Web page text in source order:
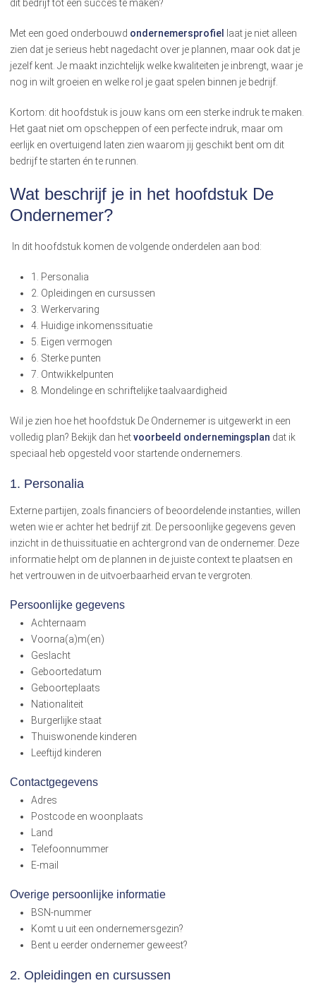
dit bedrijf tot een succes te maken?
Met een goed onderbouwd ondernemersprofiel
laat je niet alleen
zien dat je serieus hebt nagedacht over je plannen, maar ook dat je
jezelf kent. Je maakt inzichtelijk welke kwaliteiten je inbrengt, waar je
nog in wilt groeien en welke rol je gaat spelen binnen je bedrijf.
Kortom: dit hoofdstuk is jouw kans om een sterke indruk te maken.
Het gaat niet om opscheppen of een perfecte indruk, maar om
eerlijk en overtuigend laten zien waarom jij geschikt bent om dit
bedrijf te starten én te runnen.
Wat beschrijf je in het hoofdstuk De
Ondernemer?
In dit hoofdstuk komen de volgende onderdelen aan bod:
1. Personalia
2. Opleidingen en cursussen
3. Werkervaring
4. Huidige inkomenssituatie
5. Eigen vermogen
6. Sterke punten
7. Ontwikkelpunten
8. Mondelinge en schriftelijke taalvaardigheid
Wil je zien hoe het hoofdstuk De Ondernemer is uitgewerkt in een
volledig plan? Bekijk dan hetvoorbeeld ondernemingsplan dat ik
speciaal heb opgesteld voor startende ondernemers.
1. Personalia
Externe partijen, zoals financiers of beoordelende instanties, willen
weten wie er achter het bedrijf zit. De persoonlijke gegevens geven
inzicht in de thuissituatie en achtergrond van de ondernemer. Deze
informatie helpt om de plannen in de juiste context te plaatsen en
het vertrouwen in de uitvoerbaarheid ervan te vergroten.
Persoonlijke gegevens
Achternaam
Voorna(a)m(en)
Geslacht
Geboortedatum
Geboorteplaats
Nationaliteit
Burgerlijke staat
Thuiswonende kinderen
Leeftijd kinderen
Contactgegevens
Adres
Postcode en woonplaats
Land
Telefoonnummer
E-mail
Overige persoonlijke informatie
BSN-nummer
Komt u uit een ondernemersgezin?
Bent u eerder ondernemer geweest?
2. Opleidingen en cursussen